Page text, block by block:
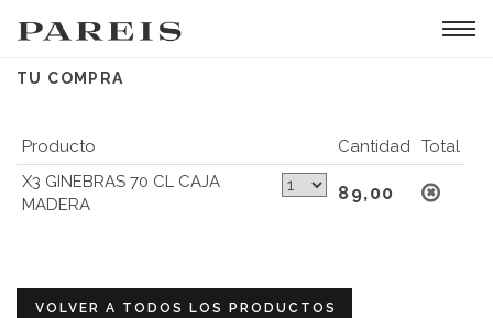
TU COMPRA
Producto Cantidad Total
X3 GINEBRAS 70 CL CAJA
MADERA
89,00
VOLVER A TODOS LOS PRODUCTOS